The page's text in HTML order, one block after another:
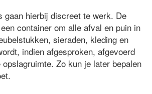
gaan hierbij discreet te werk. De
container om alle afval en puin in
sieraden, kleding en
indien afgesproken, afgevoerd
Zo kun je later bepalen